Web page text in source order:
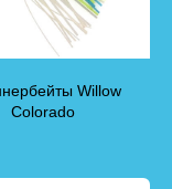
Willow
Colorado